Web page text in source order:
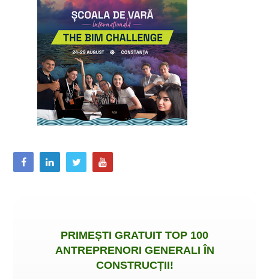
PRIMEȘTI GRATUIT TOP 100
ANTREPRENORI GENERALI ÎN
CONSTRUCȚII!